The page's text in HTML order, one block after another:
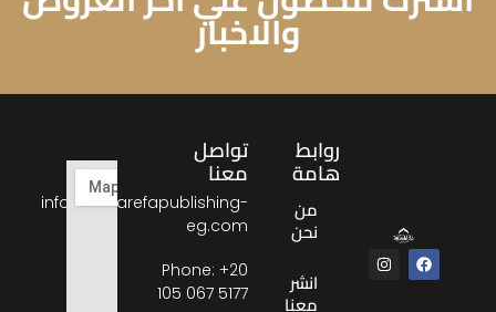
والاخبار
روابط
هامة
من
نحن
انشر
معنا
تواصل
معنا
info@almarefapublishing-
eg.com
Phone: ‎+20
105 067 5177